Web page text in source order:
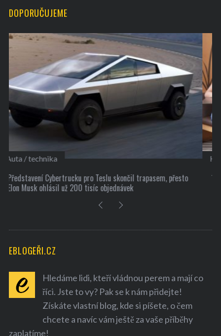
DOPORUČUJEME
Kultura
10 užitečných tipů, jak si najít nové přátele
EBLOGEŘI.CZ
Hledáme lidi, kteří vládnou perem a mají co
říci. Jste to vy? Pak se k nám přidejte!
Získáte vlastní blog, kde si píšete, o čem
chcete a navíc vám ještě za vaše příběhy
zaplatíme!